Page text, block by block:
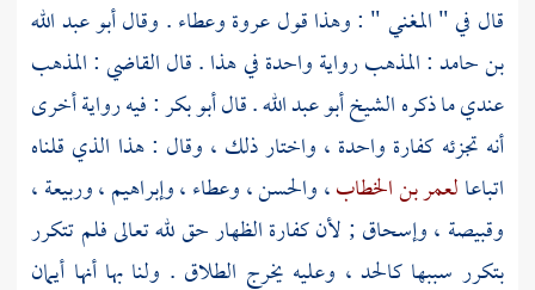
قال في " المغني " : وهذا قولعروةوعطاء. وقالأبو عبد الله
بن حامد: المذهب رواية واحدة في هذا . قالالقاضي: المذهب
عندي ما ذكرهالشيخ أبو عبد الله. قالأبو بكر: فيه رواية أخرى
أنه تجزئه كفارة واحدة ، واختار ذلك ، وقال : هذا الذي قلناه
اتباعالعمر بن الخطاب،والحسن،وعطاء،وإبراهيم،وربيعة،
وقبيصة ،وإسحاق; لأن كفارة الظهار حق لله تعالى فلم تتكرر
بتكرر سببها كالحد ، وعليه يخرج الطلاق . ولنا بها أنها أيمان